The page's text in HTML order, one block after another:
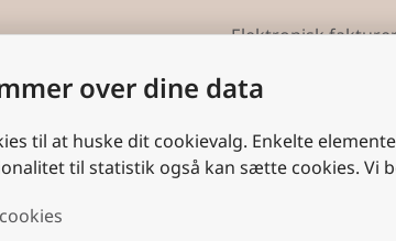
Elektronisk
CVR: 59743228
over dine data
til at huske dit cookievalg. Enkelte
til statistik også kan sætte cookies. Vi